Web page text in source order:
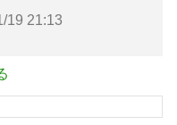
19 21:13